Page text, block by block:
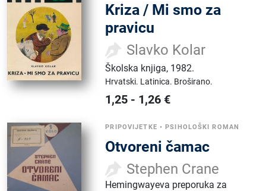
Kriza / Mi smo za
pravicu
Slavko Kolar
Školska knjiga, 1982.
Hrvatski. Latinica. Broširano.
1,25 - 1,26 €
PRIPOVIJETKE •PSIHOLOŠKI ROMAN
Otvoreni čamac
Stephen Crane
Hemingwayeva preporuka za